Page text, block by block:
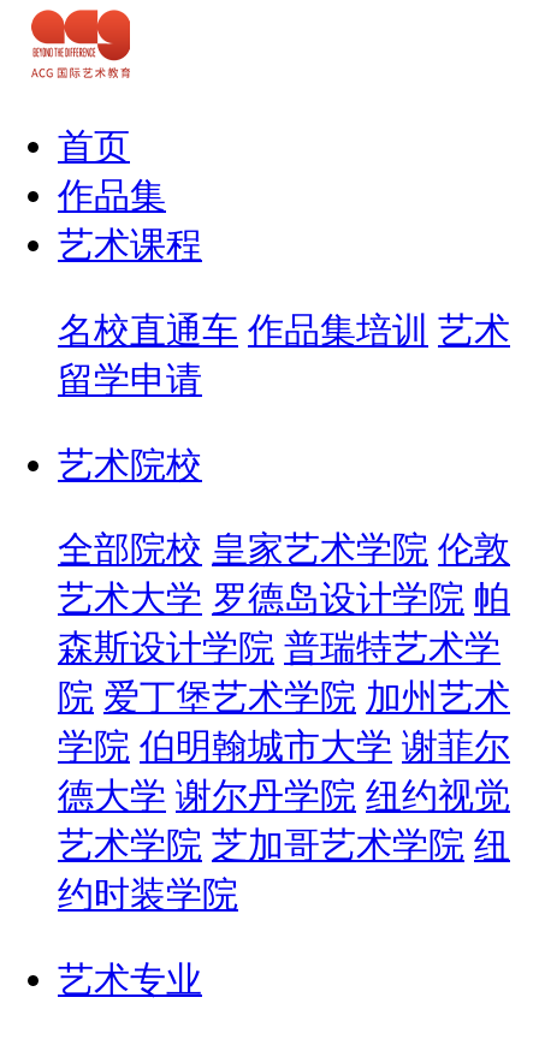
首页
作品集
艺术课程
名校直通车 作品集培训 艺术
留学申请
艺术院校
全部院校 皇家艺术学院 伦敦
艺术大学 罗德岛设计学院 帕
森斯设计学院 普瑞特艺术学
院 爱丁堡艺术学院 加州艺术
学院 伯明翰城市大学 谢菲尔
德大学 谢尔丹学院 纽约视觉
艺术学院 芝加哥艺术学院 纽
约时装学院
艺术专业